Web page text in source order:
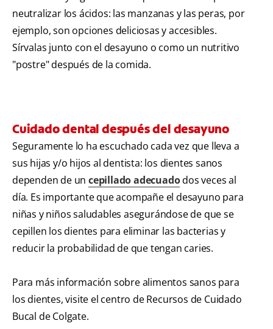
neutralizar los ácidos: las manzanas y las peras, por
ejemplo, son opciones deliciosas y accesibles.
Sírvalas junto con el desayuno o como un nutritivo
"postre" después de la comida.
Cuidado dental después del desayuno
Seguramente lo ha escuchado cada vez que lleva a
sus hijas y/o hijos al dentista: los dientes sanos
dependen de uncepillado adecuadodos veces al
día. Es importante que acompañe el desayuno para
niñas y niños saludables asegurándose de que se
cepillen los dientes para eliminar las bacterias y
reducir la probabilidad de que tengan caries.
Para más información sobre alimentos sanos para
los dientes, visite el centro de Recursos de Cuidado
Bucal de Colgate.